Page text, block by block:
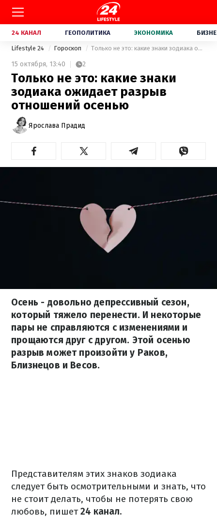
24 КАНАЛ ГЕОПОЛИТИКА ЭКОНОМИКА
Lifestyle 24 Гороскоп Только не это: какие знаки зодиака ожидает разрыв отношений осенью
15 октября, 13:40 2
Только не это: какие знаки
зодиака ожидает разрыв
отношений осенью
Ярослава Прадид
Осень - довольно депрессивный сезон,
который тяжело перенести. И некоторые
пары не справляются с изменениями и
прощаются друг с другом. Этой осенью
разрыв может произойти у Раков,
Близнецов и Весов.
Представителям этих знаков зодиака
следует быть осмотрительными и знать, что
не стоит делать, чтобы не потерять свою
любовь, пишет24 канал.